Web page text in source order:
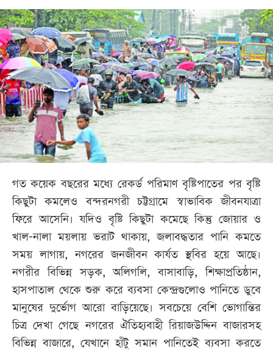
আর্কাইভ
আজকের
পত্রিকা
ই-
পেপার
গত কয়েক বছরের মধ্যে রেকর্ড পরিমাণ বৃষ্টিপাতের পর বৃষ্টি
কিছুটা কমলেও বন্দরনগরী চট্টগ্রামে স্বাভাবিক জীবনযাত্রা
ফিরে আসেনি। যদিও বৃষ্টি কিছুটা কমেছে কিন্তু জোয়ার ও
খাল-নালা ময়লায় ভরাট থাকায়, জলাবদ্ধতার পানি কমতে
সময় লাগায়, নগরের জনজীবন কার্যত স্থবির হয়ে আছে।
নগরীর বিভিন্ন সড়ক, অলিগলি, বাসাবাড়ি, শিক্ষাপ্রতিষ্ঠান,
হাসপাতাল থেকে শুরু করে ব্যবসা কেন্দ্রগুলোও পানিতে ডুবে
মানুষের দুর্ভোগ আরো বাড়িয়েছে। সবচেয়ে বেশি ভোগান্তির
চিত্র দেখা গেছে নগরের ঐতিহ্যবাহী রিয়াজউদ্দিন বাজারসহ
বিভিন্ন বাজারে, যেখানে হাঁটু সমান পানিতেই ব্যবসা করতে